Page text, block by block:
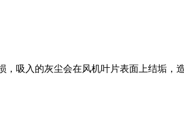
吸入的灰尘会在风机叶片表面上结垢，